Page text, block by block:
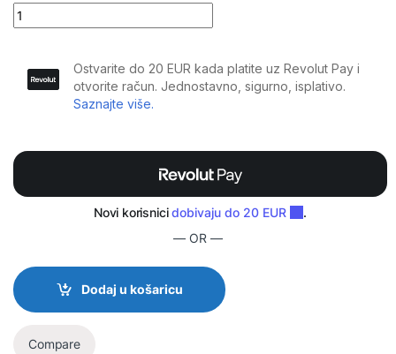
Evolite - PARCOB150 UV IP quantity
— OR —
Dodaj u košaricu
Compare